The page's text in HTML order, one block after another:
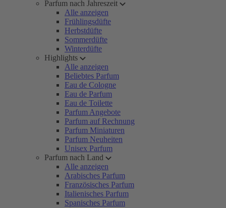
Parfum nach Jahreszeit
Alle anzeigen
Frühlingsdüfte
Herbstdüfte
Sommerdüfte
Winterdüfte
Highlights
Alle anzeigen
Beliebtes Parfum
Eau de Cologne
Eau de Parfum
Eau de Toilette
Parfum Angebote
Parfum auf Rechnung
Parfum Miniaturen
Parfum Neuheiten
Unisex Parfum
Parfum nach Land
Alle anzeigen
Arabisches Parfum
Französisches Parfum
Italienisches Parfum
Spanisches Parfum